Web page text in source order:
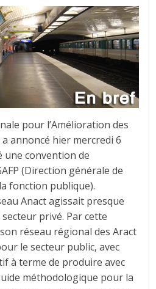
pour l’Amélioration des
annoncé hier mercredi 6
une convention de
(Direction générale de
fonction publique).
Anact agissait presque
privé. Par cette
réseau régional des Aract
le secteur public, avec
à terme de produire avec
méthodologique pour la